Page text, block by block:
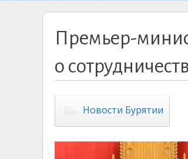
Премьер-
о
Новости Бурятии